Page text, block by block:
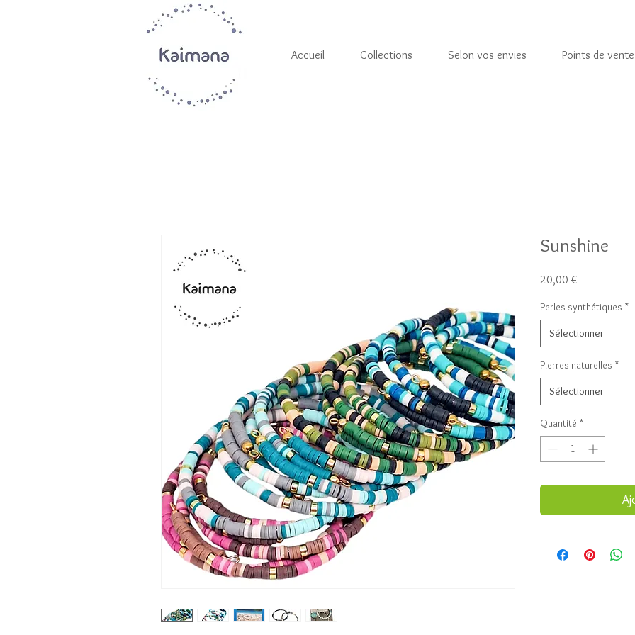
Accueil Collections Selon vos envies Points de vente
Sunshine
20,00 €
Perles synthétiques *
Sélectionner
Pierres naturelles *
Sélectionner
Quantité *